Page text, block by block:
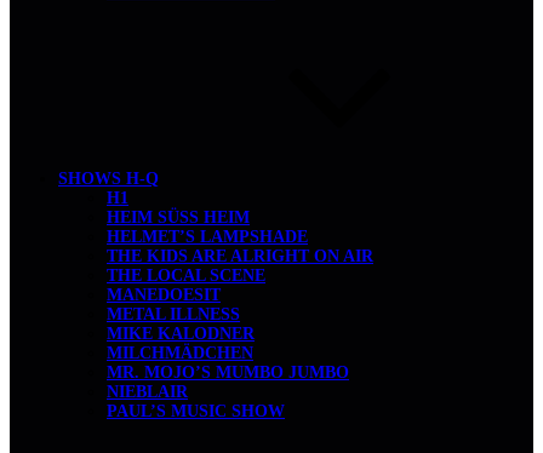
SHOWS H-Q
H1
HEIM SÜSS HEIM
HELMET’S LAMPSHADE
THE KIDS ARE ALRIGHT ON AIR
THE LOCAL SCENE
MANEDOESIT
METAL ILLNESS
MIKE KALODNER
MILCHMÄDCHEN
MR. MOJO’S MUMBO JUMBO
NIEBLAIR
PAUL’S MUSIC SHOW